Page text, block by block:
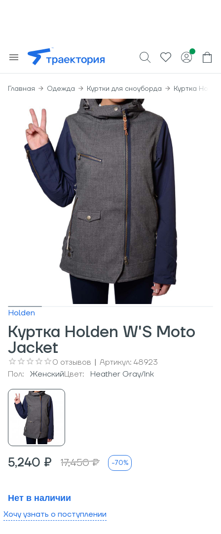
Главная Одежда Куртки для сноуборда Куртка
Holden
Куртка Holden W'S Moto
Jacket
0 отзывов | Артикул: 48923
Пол:
ЖенскийЦвет: Heather Gray/Ink
5,240 ₽ 17,450 ₽ -70%
Нет в наличии
Хочу узнать о поступлении